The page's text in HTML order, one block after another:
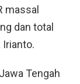
massal
dan total
Irianto.
Tengah